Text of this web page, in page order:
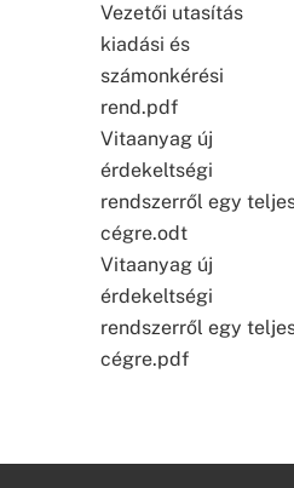
Vezetői utasítás
kiadási és
számonkérési
rend.pdf
Vitaanyag új
érdekeltségi
rendszerről egy
cégre.odt
Vitaanyag új
érdekeltségi
rendszerről egy
cégre.pdf